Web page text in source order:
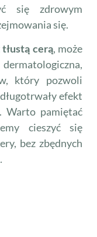
się zdrowym
się.
cerą, może
który pozwoli
efekt
Warto pamiętać
cieszyć się
bez zbędnych